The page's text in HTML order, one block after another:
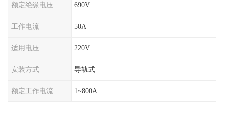
额定绝缘电压 690V
工作电流 50A
适用电压 220V
安装方式 导轨式
额定工作电流 1~800A